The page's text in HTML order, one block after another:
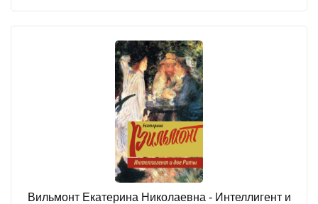
Вильмонт Екатерина Николаевна - Интеллигент и